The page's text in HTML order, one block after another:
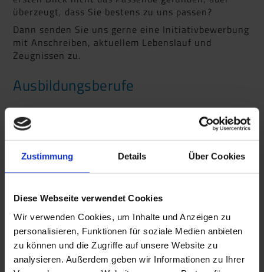
Zustimmung Details Über Cookies
Diese Webseite verwendet Cookies
Wir verwenden Cookies, um Inhalte und Anzeigen zu
personalisieren, Funktionen für soziale Medien anbieten
zu können und die Zugriffe auf unsere Website zu
analysieren. Außerdem geben wir Informationen zu Ihrer
überzeugt, dass Sie bestens zu uns passen?
Dann senden Sie uns gerne eine Initiativbewerbung
mit Anschreiben, aktuellem Lebenslauf und
Zeugnissen zu.
Ausbildungsberufe
Sie möchten sich in einem Unternehmen mit
Zukunftsorientierung, in einem Beruf mit
Zukunftsperspektive ausbilden lassen?
Für das Ausbildungsjahr 2026 bieten wir folgende